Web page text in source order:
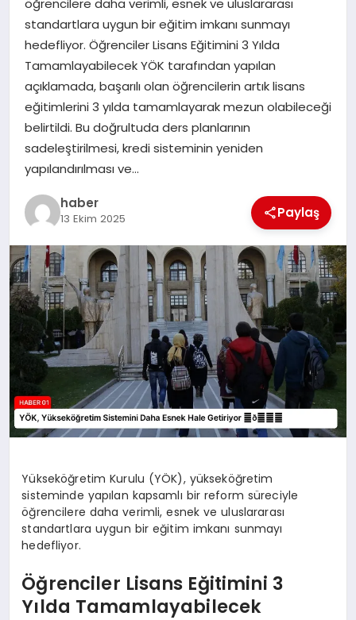
TEKNOLOJI
öğrencilere daha verimli, esnek ve uluslararası
standartlara uygun bir eğitim imkanı sunmayı
hedefliyor. Öğrenciler Lisans Eğitimini 3 Yılda
Tamamlayabilecek YÖK tarafından yapılan
açıklamada, başarılı olan öğrencilerin artık lisans
eğitimlerini 3 yılda tamamlayarak mezun olabileceği
belirtildi. Bu doğrultuda ders planlarının
sadeleştirilmesi, kredi sisteminin yeniden
yapılandırılması ve…
haber
13 Ekim 2025 Paylaş
Yükseköğretim Kurulu (YÖK), yükseköğretim
sisteminde yapılan kapsamlı bir reform süreciyle
öğrencilere daha verimli, esnek ve uluslararası
standartlara uygun bir eğitim imkanı sunmayı
hedefliyor.
Öğrenciler Lisans Eğitimini 3
Yılda Tamamlayabilecek